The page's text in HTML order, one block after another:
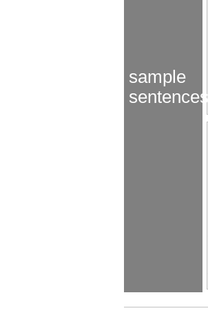
sample
sentences